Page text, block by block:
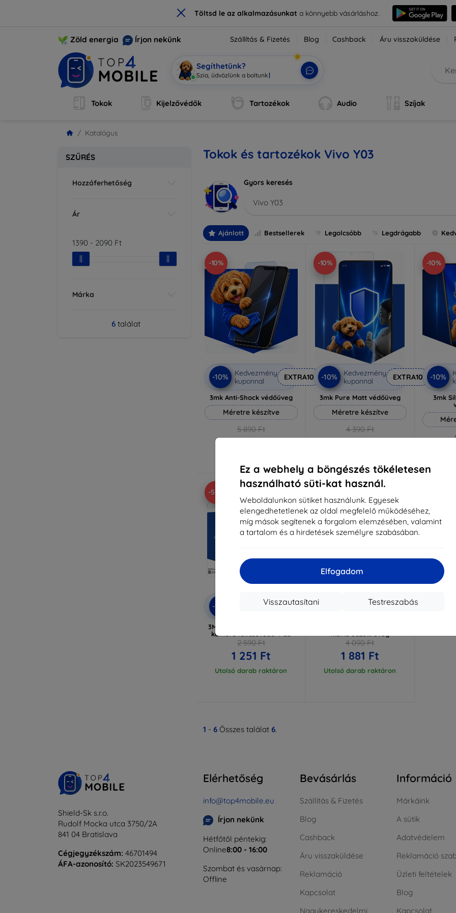
× Töltsd le az alkalmazásunkata könnyebb vásárláshoz.
Ez a webhely a böngészés tökéletesen
használható süti-kat használ.
Weboldalunkon sütiket használunk. Egyesek
elengedhetetlenek az oldal megfelelő működéséhez,
míg mások segítenek a forgalom elemzésében, valamint
a tartalom és a hirdetések személyre szabásában.
Elfogadom
Testreszabás
Visszautasítani
Zöld energia Írjon nekünk Szállítás & Fizetés Blog Cashback Áru visszaküldése
Segíthetünk?
Mo|
Tokok Kijelzővédők Tartozékok Audio Szíjak
Katalógus
SZŰRÉS
Hozzáferhetőség
Ár
1390 - 2090 Ft
Márka
6találat
Tokok és tartozékok Vivo Y03
Gyors keresés
Vivo Y03
Ajánlott Bestsellerek Legolcsóbb Legdrágabb
-10%
-10%
Kedvezmény
kuponnal
EXTRA10
3mk Anti-Shock védőüveg
Méretre készítve
5 890 Ft
5 301 Ft
-10%
-10%
Kedvezmény
kuponnal
EXTRA10
3mk Pure Matt védőüveg
Méretre készítve
4 390 Ft
3 951 Ft
-10%
-10%
3mk
-52%
-10%
Kedvezmény
EXTRA10
3MK Lens Protect Vivo Y03
kamera lencsevédő 4 db
2 590 Ft
1 251 Ft
Utolsó darab raktáron
Kedvezmény
EXTRA10
4 090 Ft
1 881 Ft
Utolsó darab raktáron
1 - 6 Összes találat 6.
Shield-Sk s.r.o.
Rudolf Mocka utca 3750/2A
841 04 Bratislava
Cégjegyzékszám: 46701494
ÁFA-azonosító: SK2023549671
Elérhetőség
info@top4mobile.eu
Írjon nekünk
Hétfőtől péntekig:
Online8:00 - 16:00
Szombat és vasárnap:
Offline
Bevásárlás
Szállítás & Fizetés
Blog
Cashback
Áru visszaküldése
Reklamáció
Kapcsolat
Nagykereskedelmi
Információ
Márkáink
A sütik
Adatvédelem
Reklamáció
Üzleti feltételek
Blog
Kapcsolat